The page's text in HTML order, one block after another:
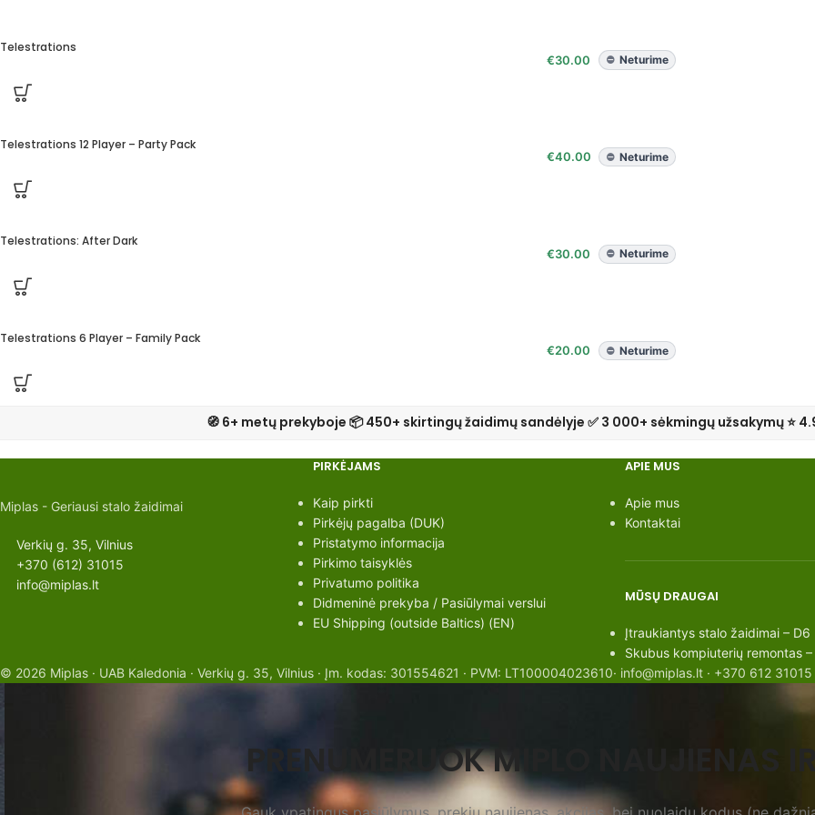
Telestrations
€30.00 Neturime
Telestrations 12 Player – Party Pack
€40.00 Neturime
Telestrations: After Dark
€30.00 Neturime
Telestrations 6 Player – Family Pack
€20.00 Neturime
🧭 6+ metų prekyboje 📦 450+ skirtingų žaidimų sandėlyje ✅ 3 000+ sėkmingų užsakymų ⭐
Miplas - Geriausi stalo žaidimai
Verkių g. 35, Vilnius
+370 (612) 31015
info@miplas.lt
PIRKĖJAMS
Kaip pirkti
Pirkėjų pagalba (DUK)
Pristatymo informacija
Pirkimo taisyklės
Privatumo politika
Didmeninė prekyba / Pasiūlymai verslui
EU Shipping (outside Baltics) (EN)
APIE MUS
Apie mus
Kontaktai
MŪSŲ DRAUGAI
Įtraukiantys stalo žaidimai – D6
Skubus kompiuterių remontas –
© 2026 Miplas · UAB Kaledonia · Verkių g. 35, Vilnius · Įm. kodas: 301554621 · PVM: LT100004023610· info@miplas.lt · +370 612 31015
PRENUMERUOK MIPLO NAUJIENAS